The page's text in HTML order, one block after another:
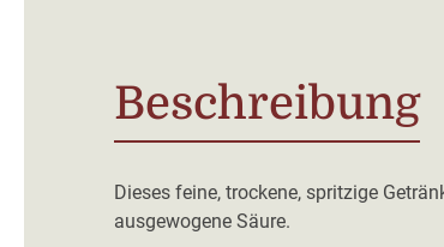
Beschreibung
Dieses feine, trockene, spritzige
ausgewogene Säure.